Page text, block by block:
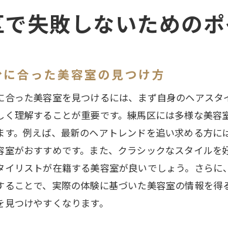
に知っておくべき練馬区のトレンドを大公開
の特徴
タイリスト紹介
カットスタイル
ンドヘアケア製品
ロの技術を体感する方法
施術を受けるコツ
のサロンを訪れる
失敗しないためのポ
に合った美容室の見つけ方
合った美容室を見つけるには、まず自身のヘアス
く理解することが重要です。練馬区には多様な美容
す。例えば、最新のヘアトレンドを追い求める方
室がおすすめです。また、クラシックなスタイル
イリストが在籍する美容室が良いでしょう。さらに
ることで、実際の体験に基づいた美容室の情報を
見つけやすくなります。